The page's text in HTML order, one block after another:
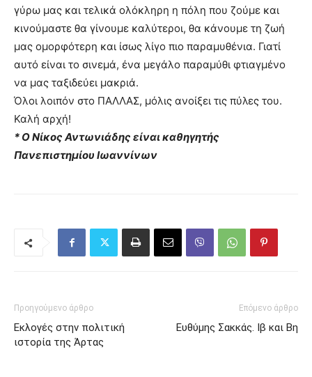
γύρω μας και τελικά ολόκληρη η πόλη που ζούμε και
κινούμαστε θα γίνουμε καλύτεροι, θα κάνουμε τη ζωή
μας ομορφότερη και ίσως λίγο πιο παραμυθένια. Γιατί
αυτό είναι το σινεμά, ένα μεγάλο παραμύθι φτιαγμένο
να μας ταξιδεύει μακριά.
Όλοι λοιπόν στο ΠΑΛΛΑΣ, μόλις ανοίξει τις πύλες του.
Καλή αρχή!
* Ο Νίκος Αντωνιάδης είναι καθηγητής
Πανεπιστημίου Ιωαννίνων
Προηγούμενο άρθρο
Εκλογές στην πολιτική
ιστορία της Άρτας
Επόμενο άρθρο
Ευθύμης Σακκάς. Ιβ και Βη